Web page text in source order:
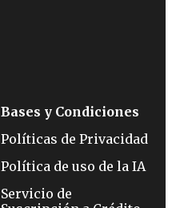
Bases y Condiciones
Políticas de Privacidad
Política de uso de la IA
Servicio de